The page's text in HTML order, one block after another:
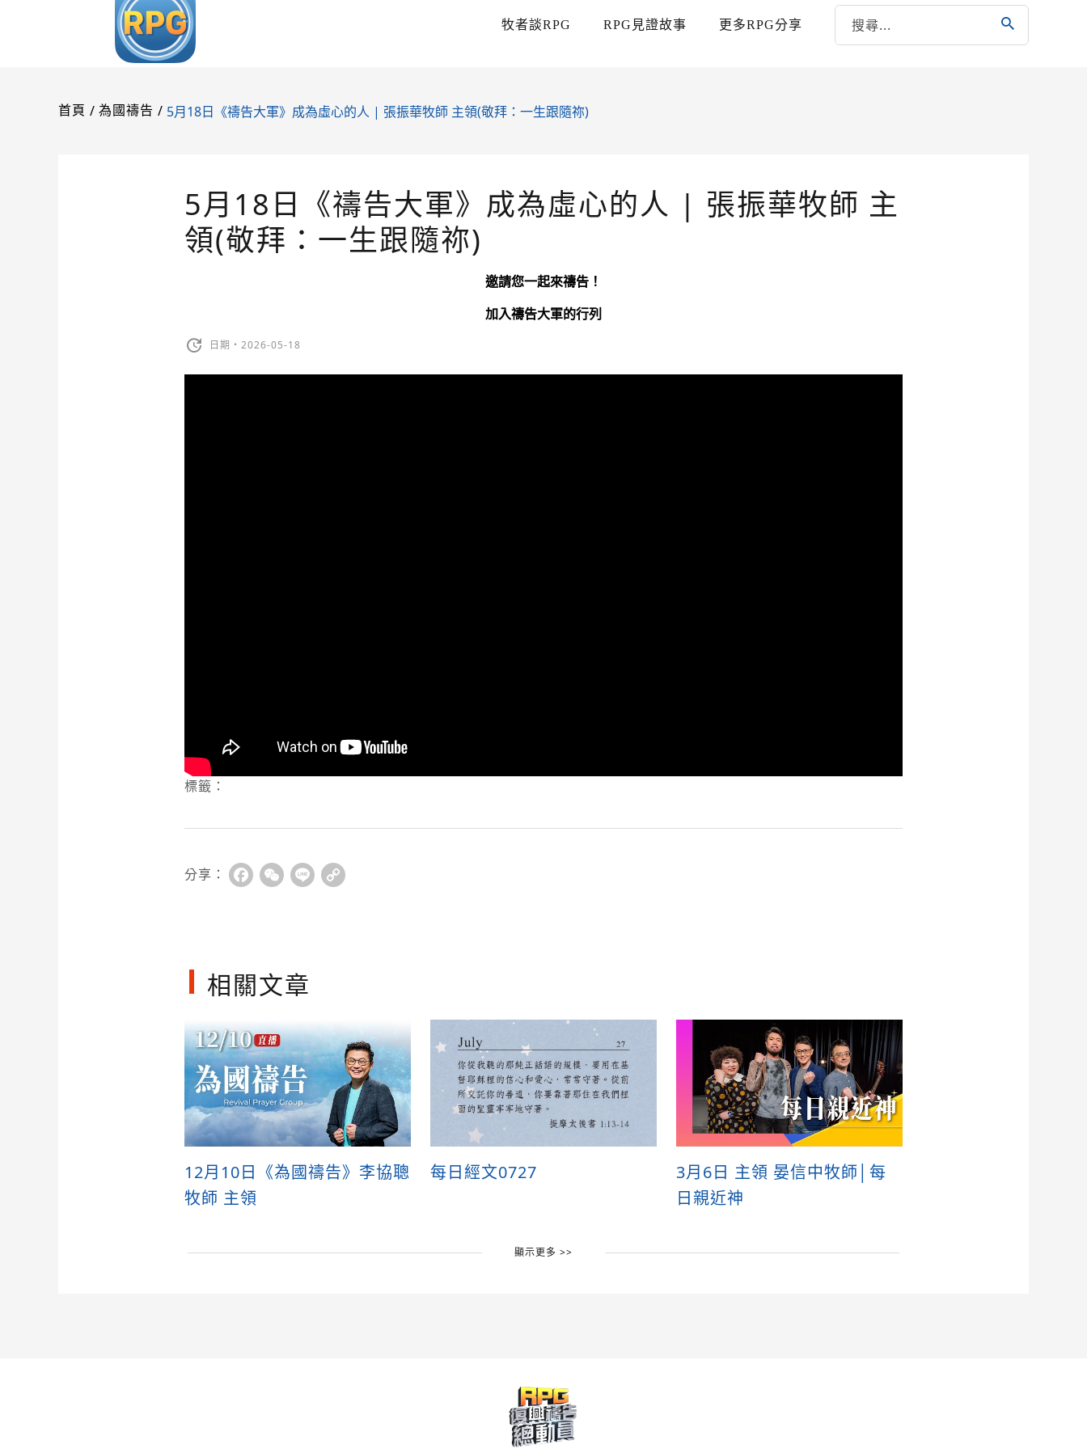
牧者談RPG RPG見證故事 更多RPG分享
首頁 / 為國禱告 / 5月18日《禱告大軍》成為虛心的人 | 張振華牧師 主領(敬拜：一生跟隨祢)
5月18日《禱告大軍》成為虛心的人 | 張振華牧師 主
領(敬拜：一生跟隨祢)
邀請您一起來禱告！
加入禱告大軍的行列
日期・2026-05-18
標籤：
分享： FacebookWeChat
Line
相關文章
12月10日《為國禱告》李協聰
牧師 主領
每日經文0727
3月6日 主領 晏信中牧師│每
日親近神
顯示更多 >>